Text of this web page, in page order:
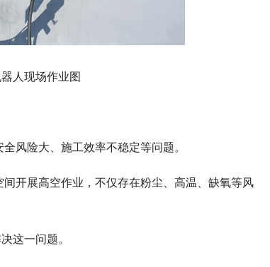
人现场作业图
风险大、施工效率不稳定等问题。
开展高空作业，不仅存在粉尘、高温、缺氧等风
这一问题。